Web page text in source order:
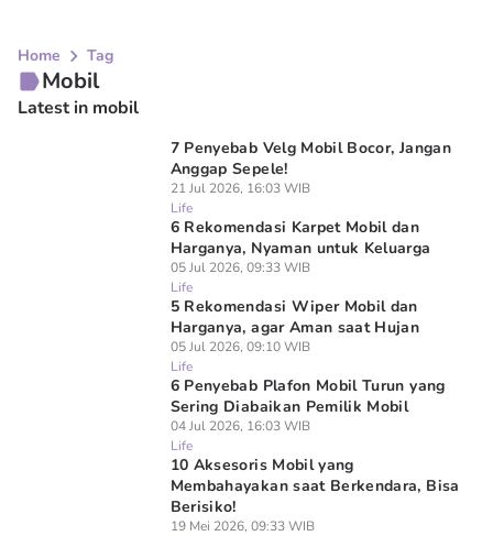
Home Tag
Mobil
Latest in mobil
7 Penyebab Velg Mobil Bocor, Jangan
Anggap Sepele!
21 Jul 2026, 16:03 WIB
Life
6 Rekomendasi Karpet Mobil dan
Harganya, Nyaman untuk Keluarga
05 Jul 2026, 09:33 WIB
Life
5 Rekomendasi Wiper Mobil dan
Harganya, agar Aman saat Hujan
05 Jul 2026, 09:10 WIB
Life
6 Penyebab Plafon Mobil Turun yang
Sering Diabaikan Pemilik Mobil
04 Jul 2026, 16:03 WIB
Life
10 Aksesoris Mobil yang
Membahayakan saat Berkendara, Bisa
Berisiko!
19 Mei 2026, 09:33 WIB